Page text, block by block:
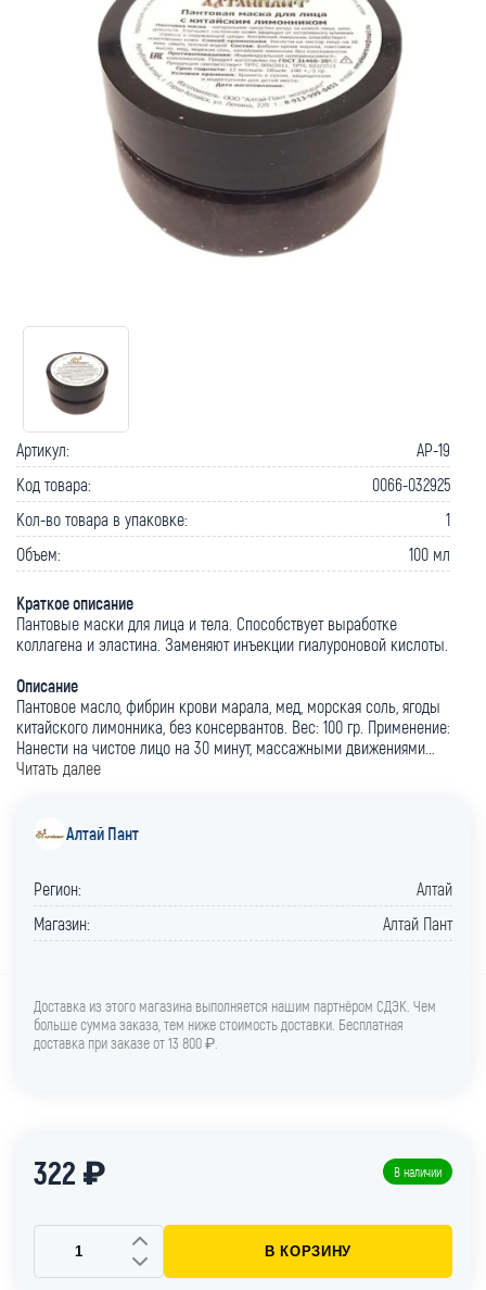
Артикул:
AP-19
Код товара:
0066-032925
Кол-во товара в упаковке:
1
Объем:
100 мл
Краткое описание
Пантовые маски для лица и тела. Способствует выработке
коллагена и эластина. Заменяют инъекции гиалуроновой кислоты.
Описание
Пантовое масло, фибрин крови марала, мед, морская соль, ягоды
китайского лимонника, без консервантов. Вес: 100 гр. Применение:
Нанести на чистое лицо на 30 минут, массажными движениями...
Читать далее
Алтай Пант
Регион:
Алтай
Магазин:
Алтай Пант
Доставка из этого магазина выполняется нашим партнёром СДЭК. Чем
больше сумма заказа, тем ниже стоимость доставки. Бесплатная
доставка при заказе от 13 800 ₽.
322 ₽ В наличии
В КОРЗИНУ